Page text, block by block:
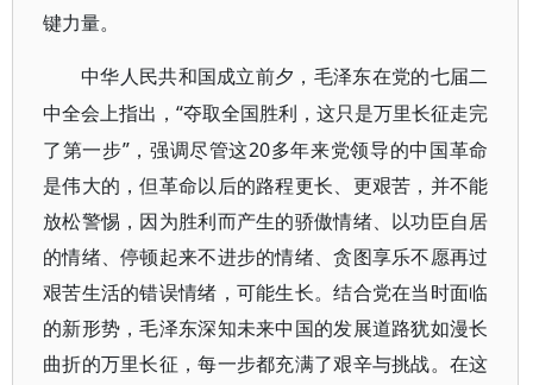
键力量。
中华人民共和国成立前夕，毛泽东在党的七届二
中全会上指出，“夺取全国胜利，这只是万里长征走完
了第一步”，强调尽管这20多年来党领导的中国革命
是伟大的，但革命以后的路程更长、更艰苦，并不能
放松警惕，因为胜利而产生的骄傲情绪、以功臣自居
的情绪、停顿起来不进步的情绪、贪图享乐不愿再过
艰苦生活的错误情绪，可能生长。结合党在当时面临
的新形势，毛泽东深知未来中国的发展道路犹如漫长
曲折的万里长征，每一步都充满了艰辛与挑战。在这